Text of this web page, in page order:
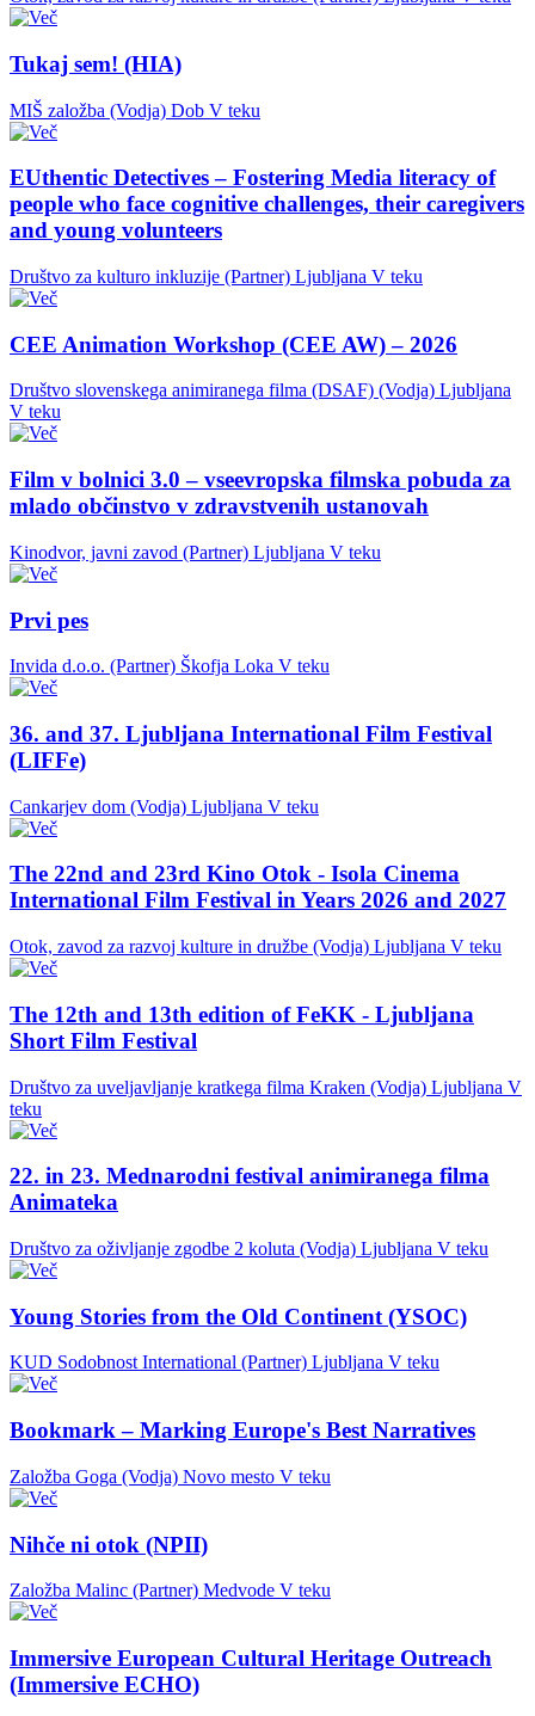
Tukaj sem! (HIA)
MIŠ založba (Vodja) Dob V teku
EUthentic Detectives – Fostering Media literacy of
people who face cognitive challenges, their caregivers
and young volunteers
Društvo za kulturo inkluzije (Partner) Ljubljana V teku
CEE Animation Workshop (CEE AW) – 2026
Društvo slovenskega animiranega filma (DSAF) (Vodja) Ljubljana
V teku
Film v bolnici 3.0 – vseevropska filmska pobuda za
mlado občinstvo v zdravstvenih ustanovah
Kinodvor, javni zavod (Partner) Ljubljana V teku
Prvi pes
Invida d.o.o. (Partner) Škofja Loka V teku
36. and 37. Ljubljana International Film Festival
(LIFFe)
Cankarjev dom (Vodja) Ljubljana V teku
The 22nd and 23rd Kino Otok - Isola Cinema
International Film Festival in Years 2026 and 2027
Otok, zavod za razvoj kulture in družbe (Vodja) Ljubljana V teku
The 12th and 13th edition of FeKK - Ljubljana
Short Film Festival
Društvo za uveljavljanje kratkega filma Kraken (Vodja) Ljubljana V
teku
22. in 23. Mednarodni festival animiranega filma
Animateka
Društvo za oživljanje zgodbe 2 koluta (Vodja) Ljubljana V teku
Young Stories from the Old Continent (YSOC)
KUD Sodobnost International (Partner) Ljubljana V teku
Bookmark – Marking Europe's Best Narratives
Založba Goga (Vodja) Novo mesto V teku
Nihče ni otok (NPII)
Založba Malinc (Partner) Medvode V teku
Immersive European Cultural Heritage Outreach
(Immersive ECHO)